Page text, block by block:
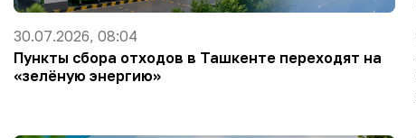
30.07.2026, 08:04
Пункты сбора отходов в Ташкенте переходят на
«зелёную энергию»